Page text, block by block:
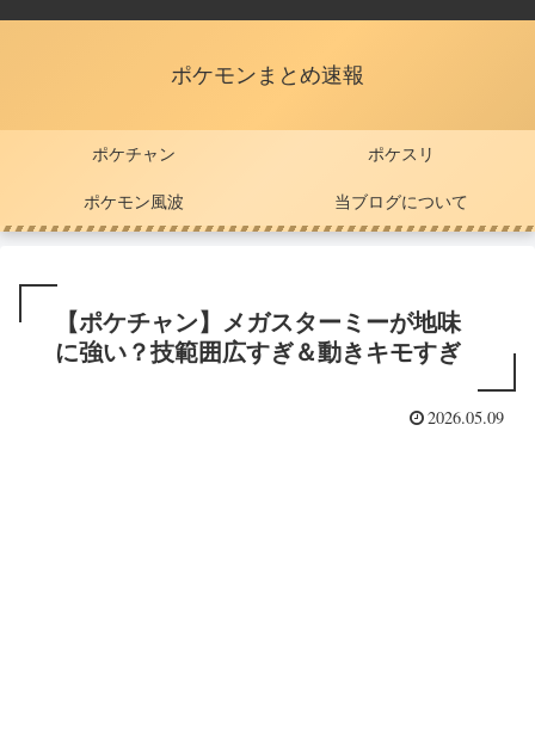
ポケモンまとめ速報
ポケチャン ポケスリ
ポケモン風波 当ブログについて
【ポケチャン】メガスターミーが地味
に強い？技範囲広すぎ＆動きキモすぎ
2026.05.09